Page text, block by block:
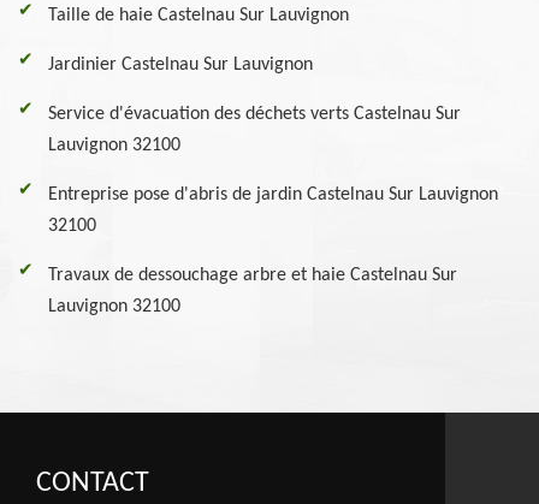
Taille de haie Castelnau Sur Lauvignon
Jardinier Castelnau Sur Lauvignon
Service d'évacuation des déchets verts Castelnau Sur
Lauvignon 32100
Entreprise pose d'abris de jardin Castelnau Sur Lauvignon
32100
Travaux de dessouchage arbre et haie Castelnau Sur
Lauvignon 32100
CONTACT